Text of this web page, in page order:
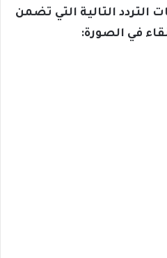
التردد التالية التي تضمن
في الصورة: